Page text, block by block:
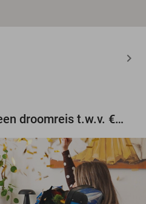
Maak gratis kans op een droomreis t.w.v. €3.000!